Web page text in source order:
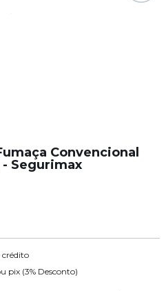
Convencional
- Segurimax
crédito
pix (3% Desconto)